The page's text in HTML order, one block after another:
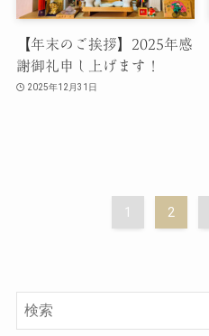
【年末のご挨拶】2025年感
謝御礼申し上げます！
2025年12月31日
1 2